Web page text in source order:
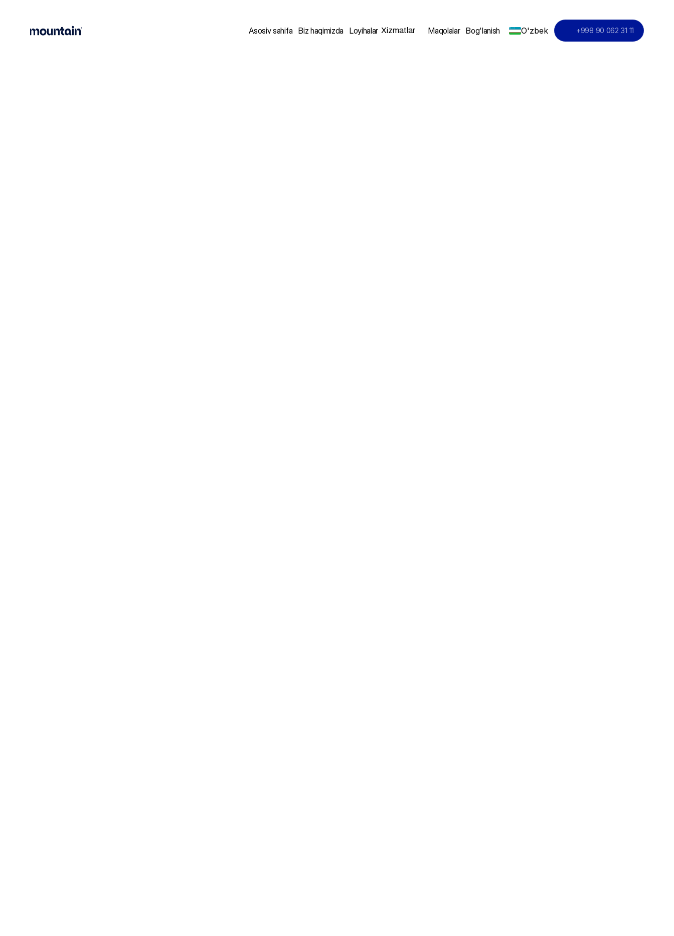
Asosiy sahifa Biz haqimizda Loyihalar Xizmatlar Maqolalar Bog'lanish O'zbek +998 90 062 31 11